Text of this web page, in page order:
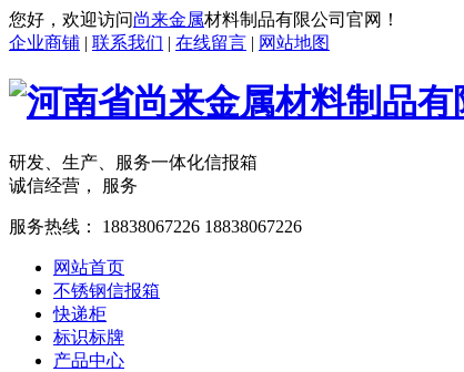
您好，欢迎访问尚来金属材料制品有限公司官网！
企业商铺 | 联系我们 | 在线留言 | 网站地图
研发、生产、服务一体化信报箱
诚信经营， 服务
服务热线： 18838067226 18838067226
网站首页
不锈钢信报箱
快递柜
标识标牌
产品中心